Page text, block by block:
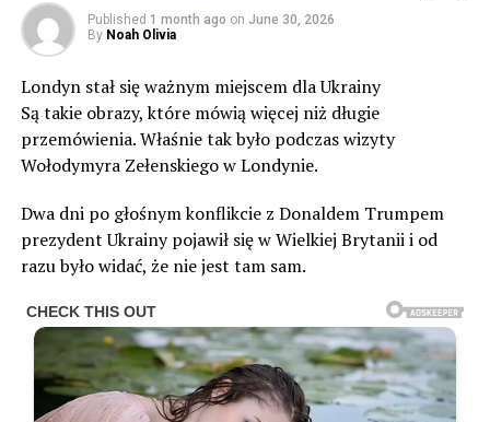
Published 1 month ago on June 30, 2026
By Noah Olivia
Londyn stał się ważnym miejscem dla Ukrainy
Są takie obrazy, które mówią więcej niż długie
przemówienia. Właśnie tak było podczas wizyty
Wołodymyra Zełenskiego w Londynie.
Dwa dni po głośnym konflikcie z Donaldem Trumpem
prezydent Ukrainy pojawił się w Wielkiej Brytanii i od
razu było widać, że nie jest tam sam.